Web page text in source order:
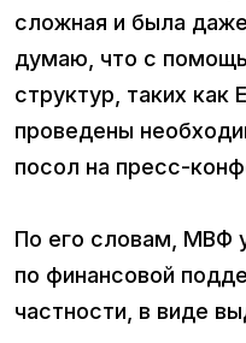
сложная и была
думаю, что с
структур, таких
проведены
посол на пресс-
По его словам, МВФ
по финансовой
частности, в виде